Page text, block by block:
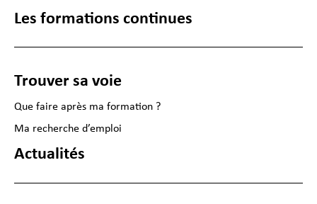
Les formations continues
Trouver sa voie
Que faire après ma formation ?
Ma recherche d’emploi
Actualités